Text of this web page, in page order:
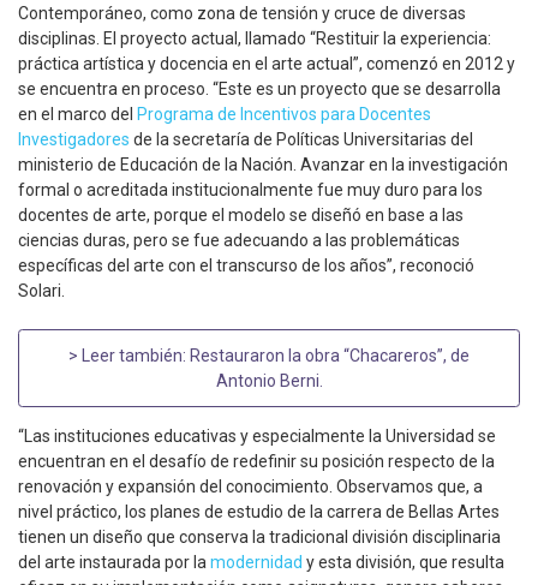
Contemporáneo, como zona de tensión y cruce de diversas
disciplinas. El proyecto actual, llamado “Restituir la experiencia:
práctica artística y docencia en el arte actual”, comenzó en 2012 y
se encuentra en proceso. “Este es un proyecto que se desarrolla
en el marco del Programa de Incentivos para Docentes
Investigadores de la secretaría de Políticas Universitarias del
ministerio de Educación de la Nación. Avanzar en la investigación
formal o acreditada institucionalmente fue muy duro para los
docentes de arte, porque el modelo se diseñó en base a las
ciencias duras, pero se fue adecuando a las problemáticas
específicas del arte con el transcurso de los años”, reconoció
Solari.
> Leer también: Restauraron la obra “Chacareros”, de
Antonio Berni
“Las instituciones educativas y especialmente la Universidad se
encuentran en el desafío de redefinir su posición respecto de la
renovación y expansión del conocimiento. Observamos que, a
nivel práctico, los planes de estudio de la carrera de Bellas Artes
tienen un diseño que conserva la tradicional división disciplinaria
del arte instaurada por la modernidad y esta división, que resulta